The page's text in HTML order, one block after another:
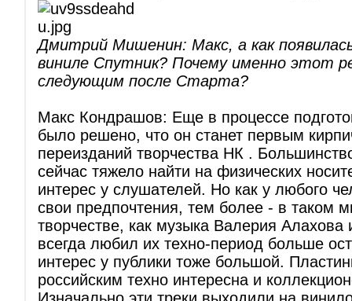
Дмитрий Мишенин: Макс, а как
виниле Спутник? Почему именно этот
следующим после Старта?
Макс Кондрашов: Еще в процессе
было решено, что он станет первым
переизданий творчества НК .
сейчас тяжело найти на физических
интерес у слушателей. Но как у любого
свои предпочтения, тем более - в таком
творчестве, как музыка Валерия
всегда любил их техно-период больше
интерес у публики тоже большой.
российским техно интересна и